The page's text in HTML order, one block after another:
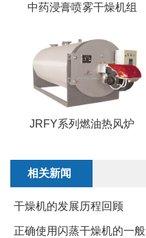
中药浸膏喷雾干燥机组
JRFY系列燃油热风炉
相关新闻
干燥机的发展历程回顾
正确使用闪蒸干燥机的一般